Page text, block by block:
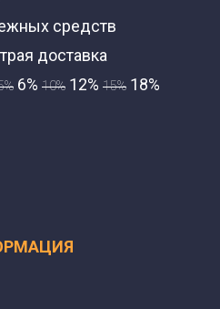
средств
доставка
6% 10% 12% 15% 18%